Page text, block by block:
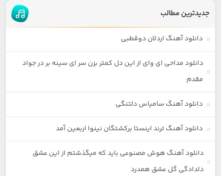
جدیدترین مطالب
دانلود آهنگ اردلان دوقطبی
دانلود مداحی ای وای از این دل کمتر بزن سر ای سینه بر در جواد
مقدم
دانلود آهنگ سامیاس دلتنگی
دانلود آهنگ ترند اینستا برکشتگان نینوا اربعین آمد
دانلود آهنگ هوش مصنوعی باید که میگذشتم از این عشق
دلدادگی گل عشق همدرد